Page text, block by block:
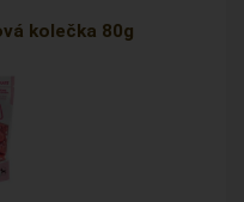
kolečka 80g